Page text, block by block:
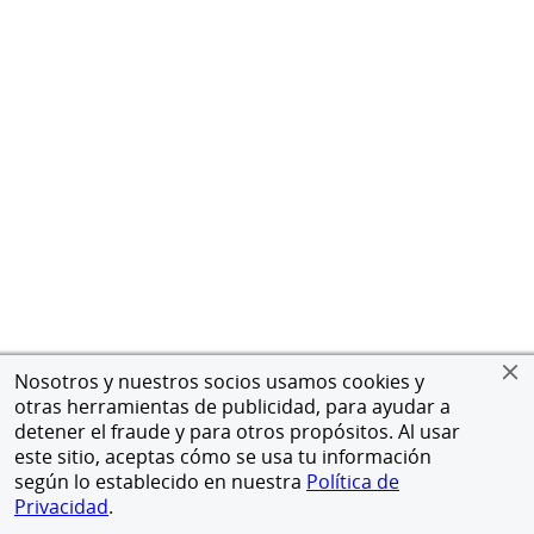
Nosotros y nuestros socios usamos cookies y
otras herramientas de publicidad, para ayudar a
detener el fraude y para otros propósitos. Al usar
este sitio, aceptas cómo se usa tu información
según lo establecido en nuestra Política de
Privacidad.